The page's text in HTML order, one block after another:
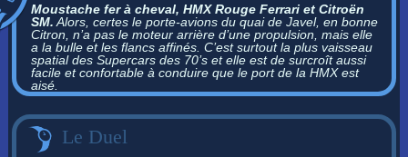
Moustache fer à cheval, HMX Rouge Ferrari et Citroën
SM. Alors, certes le porte-avions du quai de Javel, en bonne
Citron, n’a pas le moteur arrière d’une propulsion, mais elle
a la bulle et les flancs affinés. C’est surtout la plus vaisseau
spatial des Supercars des 70’s et elle est de surcroît aussi
facile et confortable à conduire que le port de la HMX est
aisé.
Le Duel